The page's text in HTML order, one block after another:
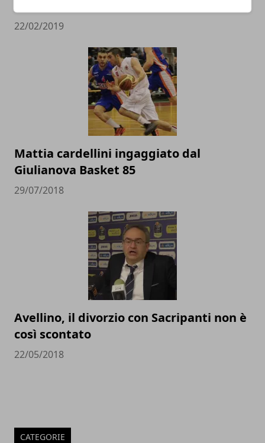
22/02/2019
Mattia cardellini ingaggiato dal
Giulianova Basket 85
29/07/2018
Avellino, il divorzio con Sacripanti non è
così scontato
22/05/2018
CATEGORIE